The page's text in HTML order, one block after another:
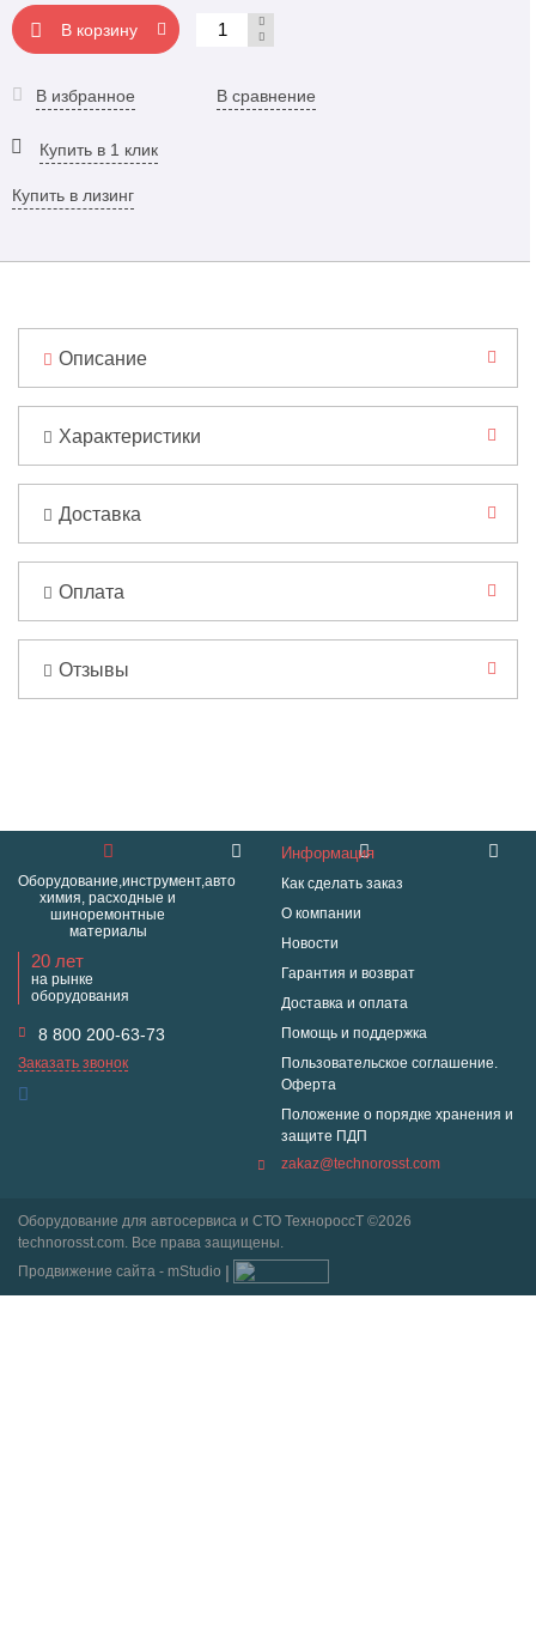
В корзину
В избранное В сравнение
Купить в 1 клик
Купить в лизинг
Описание
Характеристики
Доставка
Оплата
Отзывы
Оборудование,инструмент,авто
химия, расходные и
шиноремонтные
материалы
20 лет
на рынке
оборудования
8 800 200-63-73
Заказать звонок
Информация
Как сделать заказ
О компании
Новости
Гарантия и возврат
Доставка и оплата
Помощь и поддержка
Пользовательское соглашение.
Оферта
Положение о порядке хранения и
защите ПДП
zakaz@technorosst.com
Оборудование для автосервиса и СТО ТехнороссТ ©2026
technorosst.com. Все права защищены.
Продвижение сайта - mStudio